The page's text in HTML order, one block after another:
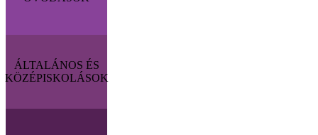
ÁLTALÁNOS ÉS
KÖZÉPISKOLÁSOK